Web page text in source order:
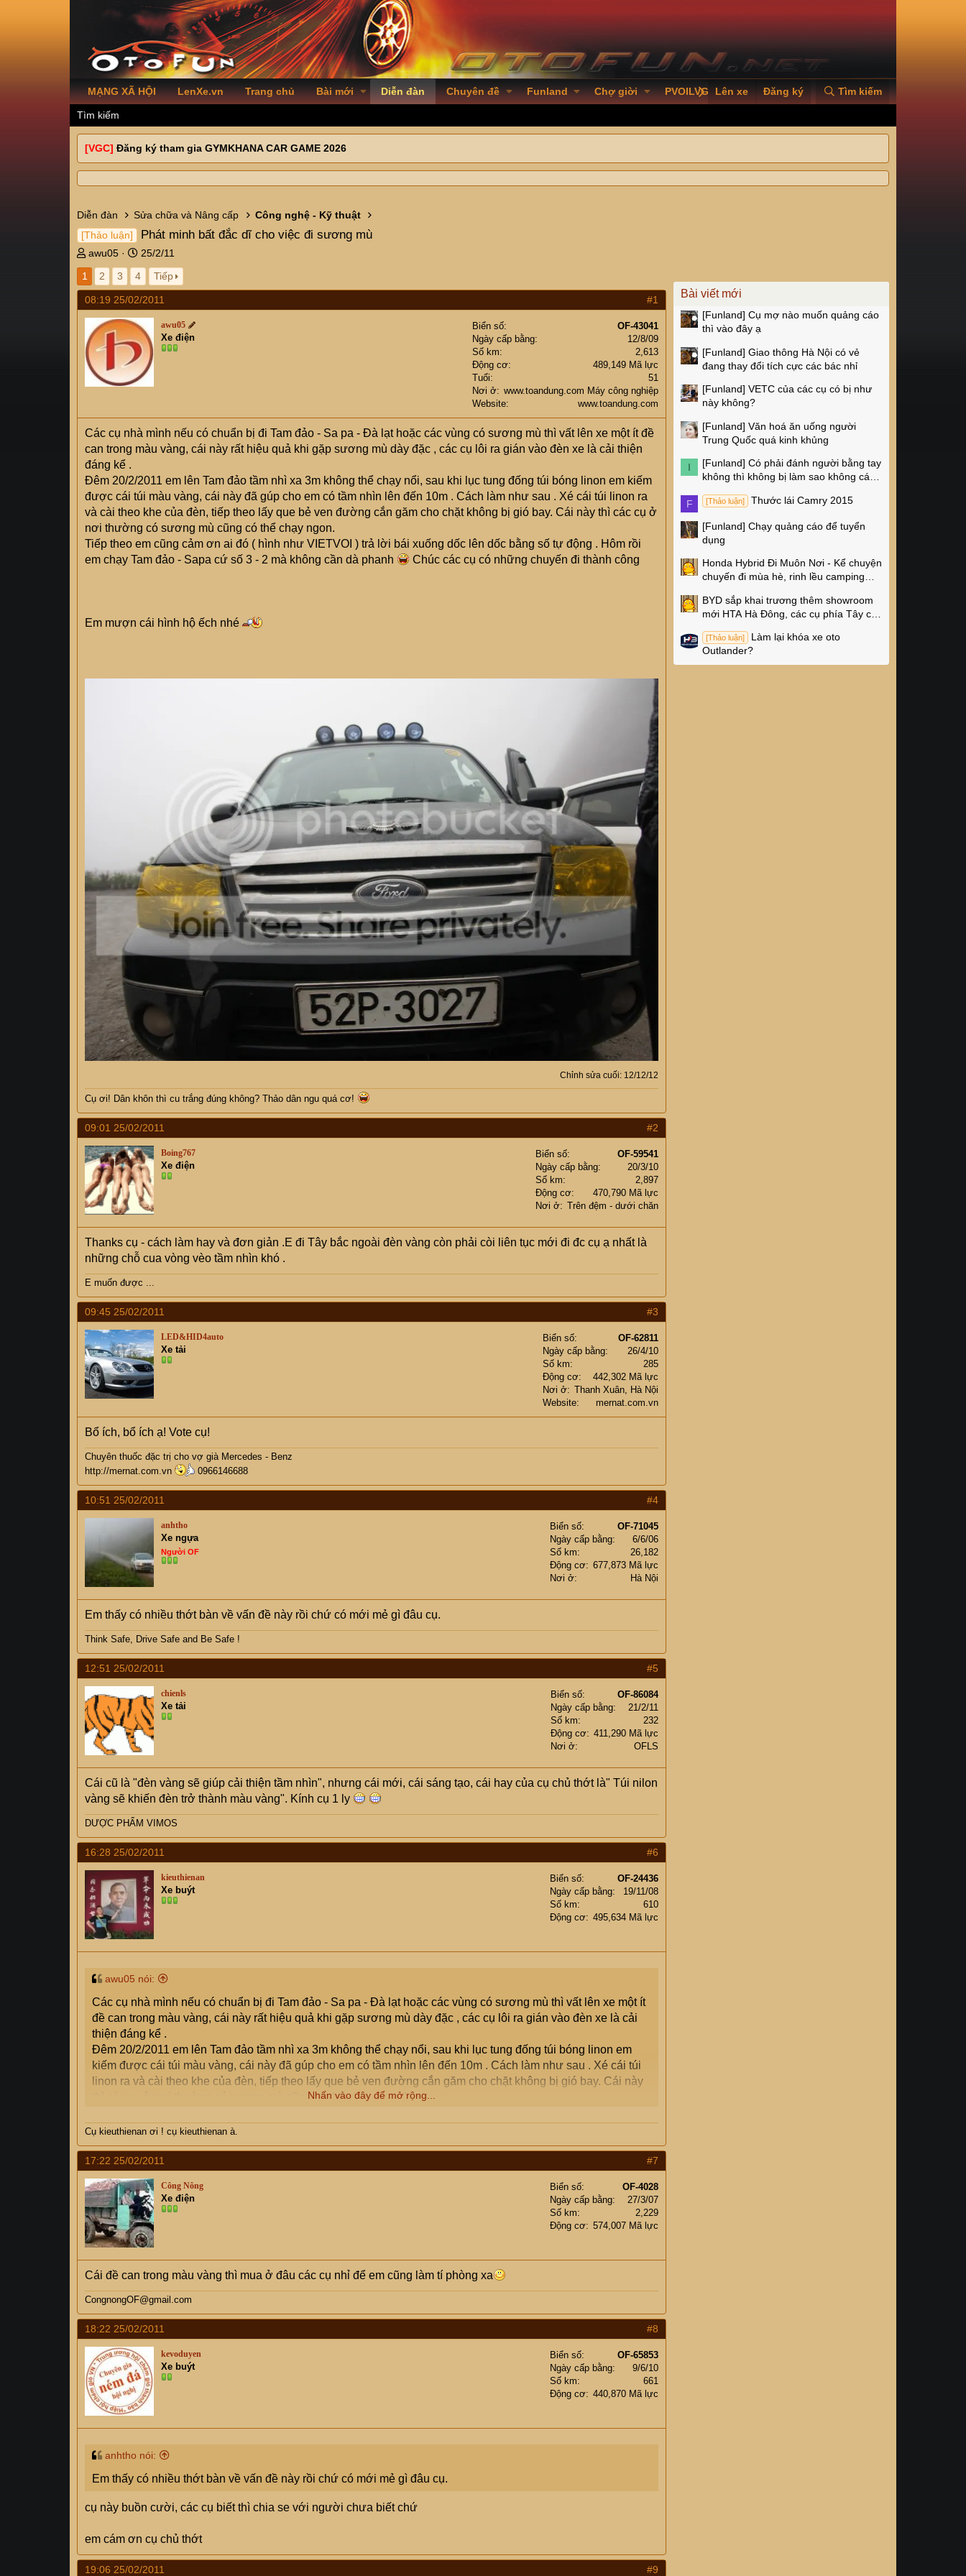
MẠNG XÃ HỘI LenXe.vn Trang chủ Bài mới Diễn đàn Chuyên đề Funland Chợ giời PVOILVGC2026
Lên xe Đăng ký Tìm kiếm
Tìm kiếm
[VGC] Đăng ký tham gia GYMKHANA CAR GAME 2026
Diễn đàn Sửa chữa và Nâng cấp Công nghệ - Kỹ thuật
[Thảo luận] Phát minh bất đắc dĩ cho việc đi sương mù
T
h
e
a
d
s
t
a
r
t
r
awu05
N
g
à
y
g
ử
i
25/2/11
1
2 3 4 Tiếp
08:19 25/02/2011 #1
awu05
Xe điện
Biển số
OF-43041
Ngày cấp bằng
12/8/09
Số km
2,613
Động cơ
489,149 Mã lực
Tuổi
51
Nơi ở
www.toandung.com Máy công nghiệp
Website
www.toandung.com
Các cụ nhà mình nếu có chuẩn bị đi Tam đảo - Sa pa - Đà lạt hoặc các vùng có sương mù thì vất lên xe một ít đề
can trong màu vàng, cái này rất hiệu quả khi gặp sương mù dày đặc , các cụ lôi ra gián vào đèn xe là cải thiện
đáng kể .
Đêm 20/2/2011 em lên Tam đảo tầm nhì xa 3m không thể chạy nổi, sau khi lục tung đống túi bóng linon em kiếm
được cái túi màu vàng, cái này đã gúp cho em có tầm nhìn lên đến 10m . Cách làm như sau . Xé cái túi linon ra
và cài theo khe của đèn, tiếp theo lấy que bẻ ven đường cắn găm cho chặt không bị gió bay. Cái này thì các cụ ở
nơi thường có sương mù cũng có thể chạy ngon.
Tiếp theo em cũng cảm ơn ai đó ( hình như VIETVOI ) trả lời bái xuống dốc lên dốc bằng số tự động . Hôm rồi
em chạy Tam đảo - Sapa cứ số 3 - 2 mà không cần dà phanh
Chúc các cụ có những chuyến đi thành công
Em mượn cái hình hộ ếch nhé
Chỉnh sửa cuối: 12/12/12
Cụ ơi! Dân khôn thì cu trắng đúng không? Thảo dân ngu quá cơ!
09:01 25/02/2011 #2
Boing767
Xe điện
Biển số
OF-59541
Ngày cấp bằng
20/3/10
Số km
2,897
Động cơ
470,790 Mã lực
Nơi ở
Trên đệm - dưới chăn
Thanks cụ - cách làm hay và đơn giản .E đi Tây bắc ngoài đèn vàng còn phải còi liên tục mới đi đc cụ ạ nhất là
những chỗ cua vòng vèo tầm nhìn khó .
E muốn được ...
09:45 25/02/2011 #3
LED&HID4auto
Xe tải
Biển số
OF-62811
Ngày cấp bằng
26/4/10
Số km
285
Động cơ
442,302 Mã lực
Nơi ở
Thanh Xuân, Hà Nội
Website
mernat.com.vn
Bổ ích, bổ ích ạ! Vote cụ!
Chuyên thuốc đặc trị cho vợ già Mercedes - Benz
http://mernat.com.vn
0966146688
10:51 25/02/2011 #4
anhtho
Xe ngựa
Người OF
Biển số
OF-71045
Ngày cấp bằng
6/6/06
Số km
26,182
Động cơ
677,873 Mã lực
Nơi ở
Hà Nội
Em thấy có nhiều thớt bàn về vấn đề này rồi chứ có mới mẻ gì đâu cụ.
Think Safe, Drive Safe and Be Safe !
12:51 25/02/2011 #5
chienls
Xe tải
Biển số
OF-86084
Ngày cấp bằng
21/2/11
Số km
232
Động cơ
411,290 Mã lực
Nơi ở
OFLS
Cái cũ là "đèn vàng sẽ giúp cải thiện tầm nhìn", nhưng cái mới, cái sáng tạo, cái hay của cụ chủ thớt là" Túi nilon
vàng sẽ khiến đèn trở thành màu vàng". Kính cụ 1 ly
DƯỢC PHẨM VIMOS
16:28 25/02/2011 #6
kieuthienan
Xe buýt
Biển số
OF-24436
Ngày cấp bằng
19/11/08
Số km
610
Động cơ
495,634 Mã lực
awu05 nói:
Các cụ nhà mình nếu có chuẩn bị đi Tam đảo - Sa pa - Đà lạt hoặc các vùng có sương mù thì vất lên xe một ít
đề can trong màu vàng, cái này rất hiệu quả khi gặp sương mù dày đặc , các cụ lôi ra gián vào đèn xe là cải
thiện đáng kể .
Đêm 20/2/2011 em lên Tam đảo tầm nhì xa 3m không thể chạy nổi, sau khi lục tung đống túi bóng linon em
kiếm được cái túi màu vàng, cái này đã gúp cho em có tầm nhìn lên đến 10m . Cách làm như sau . Xé cái túi
linon ra và cài theo khe của đèn, tiếp theo lấy que bẻ ven đường cắn găm cho chặt không bị gió bay. Cái này
thì các cụ ở nơi thường có sương mù cũng có thể chạy ngon.]
bùn để bôi vào pha cơ. Huhu
Nhấn vào đây để mở rộng...
Cụ kieuthienan ơi ! cụ kieuthienan à.
17:22 25/02/2011 #7
Công Nông
Xe điện
Biển số
OF-4028
Ngày cấp bằng
27/3/07
Số km
2,229
Động cơ
574,007 Mã lực
Cái đề can trong màu vàng thì mua ở đâu các cụ nhỉ để em cũng làm tí phòng xa
CongnongOF@gmail.com
18:22 25/02/2011 #8
kevoduyen
Xe buýt
Biển số
OF-65853
Ngày cấp bằng
9/6/10
Số km
661
Động cơ
440,870 Mã lực
anhtho nói:
Em thấy có nhiều thớt bàn về vấn đề này rồi chứ có mới mẻ gì đâu cụ.
cụ này buồn cười, các cụ biết thì chia se với người chưa biết chứ
em cám ơn cụ chủ thớt
19:06 25/02/2011 #9
Bài viết mới
[Funland] Cụ mợ nào muốn quảng cáo
thì vào đây ạ
[Funland] Giao thông Hà Nội có vẻ
đang thay đổi tích cực các bác nhỉ
[Funland] VETC của các cụ có bị như
này không?
[Funland] Văn hoá ăn uống người
Trung Quốc quá kinh khủng
I [Funland] Có phải đánh người bằng tay
không thì không bị làm sao không các
F
[Thảo luận] Thước lái Camry 2015
[Funland] Chạy quảng cáo để tuyển
dụng
Honda Hybrid Đi Muôn Nơi - Kể chuyện
chuyến đi mùa hè, rinh lều camping
BYD sắp khai trương thêm showroom
mới HTA Hà Đông, các cụ phía Tây có
[Thảo luận]
Làm lại khóa xe oto
Outlander?